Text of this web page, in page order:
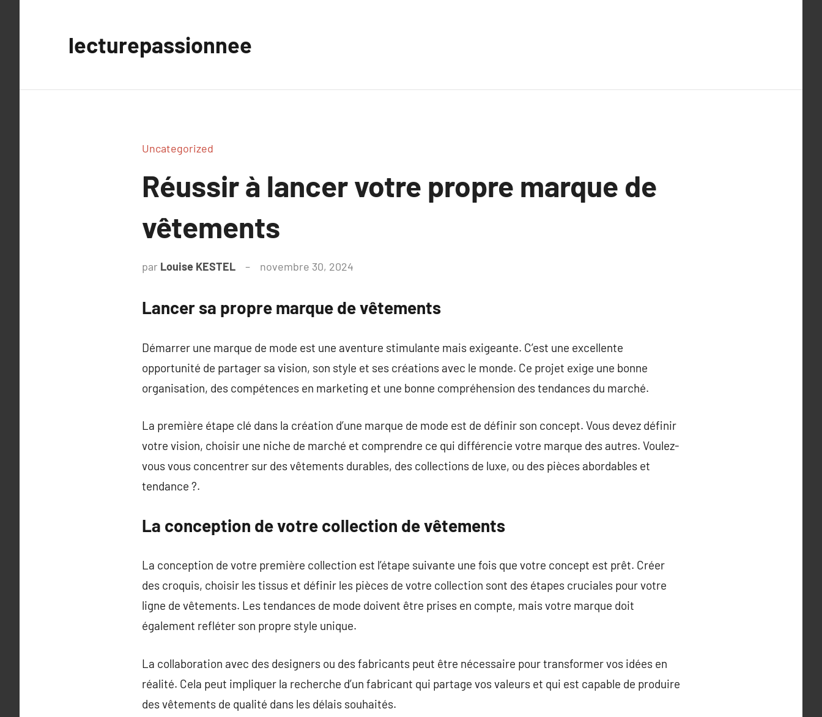
lecturepassionnee
Uncategorized
Réussir à lancer votre propre marque de
vêtements
par Louise KESTEL novembre 30, 2024
Lancer sa propre marque de vêtements
Démarrer une marque de mode est une aventure stimulante mais exigeante. C’est une excellente
opportunité de partager sa vision, son style et ses créations avec le monde. Ce projet exige une bonne
organisation, des compétences en marketing et une bonne compréhension des tendances du marché.
La première étape clé dans la création d’une marque de mode est de définir son concept. Vous devez définir
votre vision, choisir une niche de marché et comprendre ce qui différencie votre marque des autres. Voulez-
vous vous concentrer sur des vêtements durables, des collections de luxe, ou des pièces abordables et
tendance ?.
La conception de votre collection de vêtements
La conception de votre première collection est l’étape suivante une fois que votre concept est prêt. Créer
des croquis, choisir les tissus et définir les pièces de votre collection sont des étapes cruciales pour votre
ligne de vêtements. Les tendances de mode doivent être prises en compte, mais votre marque doit
également refléter son propre style unique.
La collaboration avec des designers ou des fabricants peut être nécessaire pour transformer vos idées en
réalité. Cela peut impliquer la recherche d’un fabricant qui partage vos valeurs et qui est capable de produire
des vêtements de qualité dans les délais souhaités.